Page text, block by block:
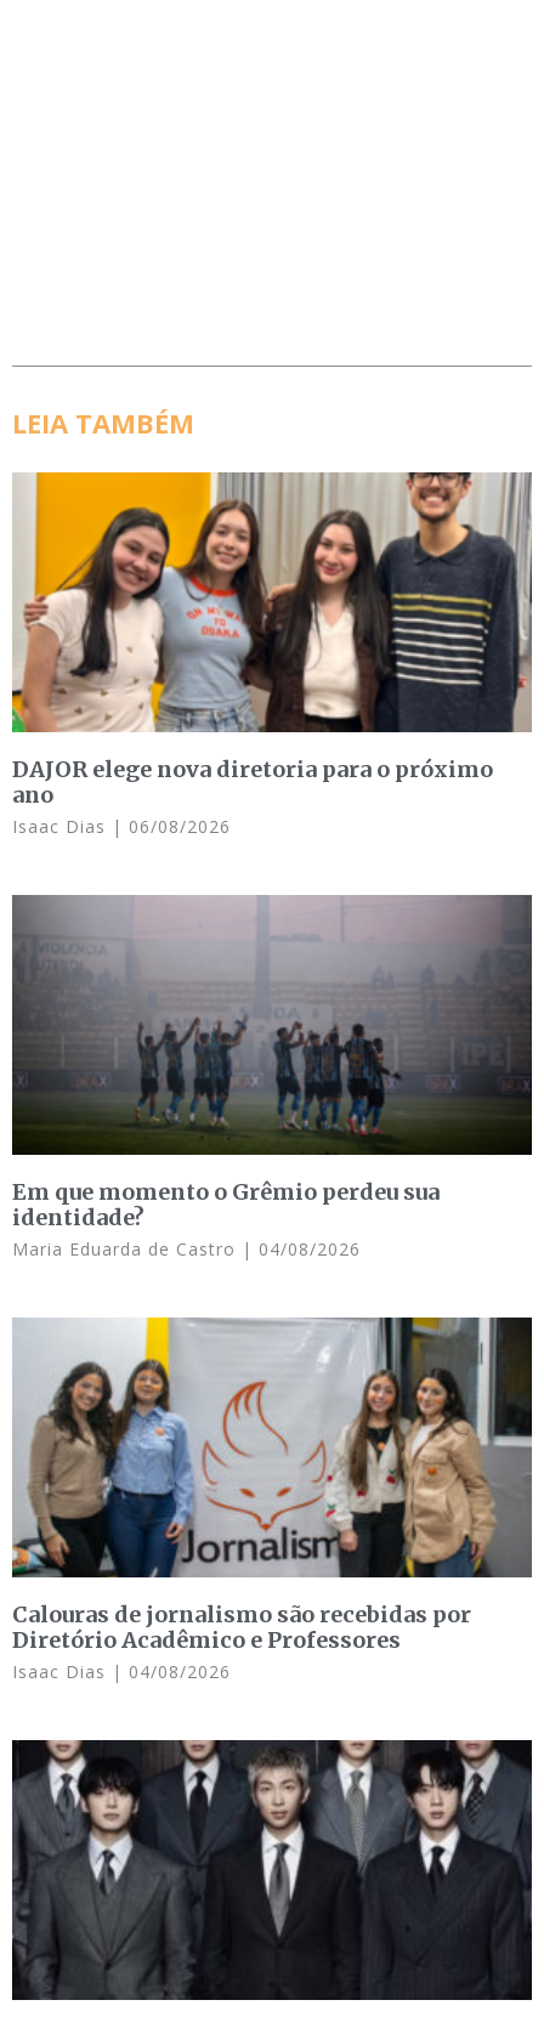
LEIA TAMBÉM
DAJOR elege nova diretoria para o próximo
ano
Isaac Dias 06/08/2026
Em que momento o Grêmio perdeu sua
identidade?
Maria Eduarda de Castro 04/08/2026
Calouras de jornalismo são recebidas por
Diretório Acadêmico e Professores
Isaac Dias 04/08/2026